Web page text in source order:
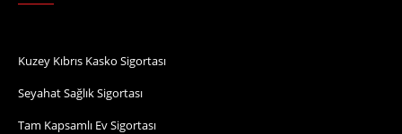
Kuzey Kıbrıs Kasko Sigortası
Seyahat Sağlık Sigortası
Tam Kapsamlı Ev Sigortası